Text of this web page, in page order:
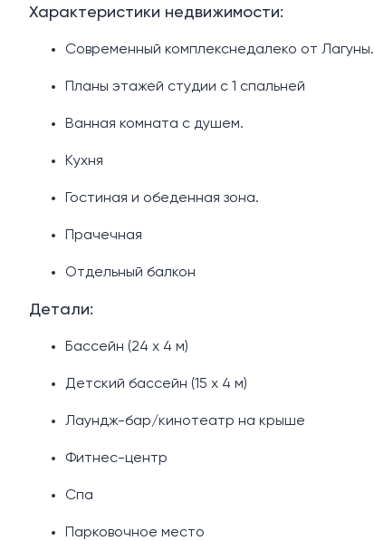
Характеристики недвижимости:
Современный комплекснедалеко от Лагуны.
Планы этажей студии с 1 спальней
Ванная комната с душем.
Кухня
Гостиная и обеденная зона.
Прачечная
Отдельный балкон
Детали:
Бассейн (24 х 4 м)
Детский бассейн (15 х 4 м)
Лаундж-бар/кинотеатр на крыше
Фитнес-центр
Спа
Парковочное место